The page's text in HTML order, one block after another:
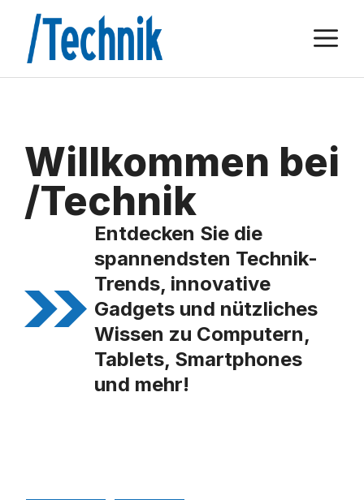
Inhalt
springen
Willkommen bei
/Technik
Entdecken Sie die
spannendsten Technik-
Trends, innovative
Gadgets und nützliches
Wissen zu Computern,
Tablets, Smartphones
und mehr!